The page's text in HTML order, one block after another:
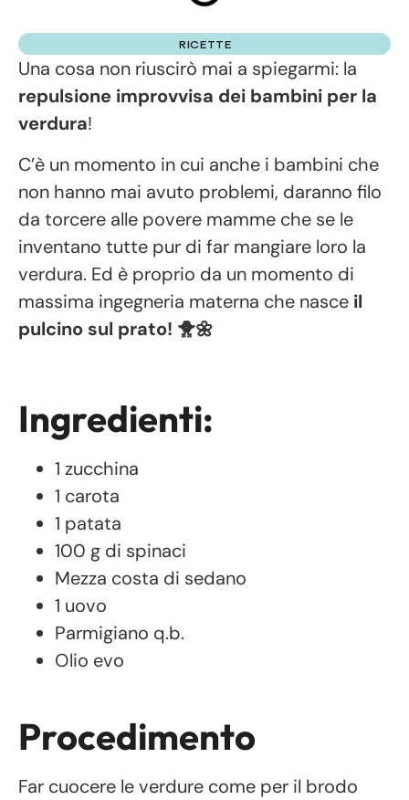
RICETTE
Una cosa non riuscirò mai a spiegarmi: la
repulsione improvvisa dei bambini per la
verdura!
C’è un momento in cui anche i bambini che
non hanno mai avuto problemi, daranno filo
da torcere alle povere mamme che se le
inventano tutte pur di far mangiare loro la
verdura. Ed è proprio da un momento di
massima ingegneria materna che nasce il
pulcino sul prato! 🐥🌼
Ingredienti:
1 zucchina
1 carota
1 patata
100 g di spinaci
Mezza costa di sedano
1 uovo
Parmigiano q.b.
Olio evo
Procedimento
Far cuocere le verdure come per il brodo